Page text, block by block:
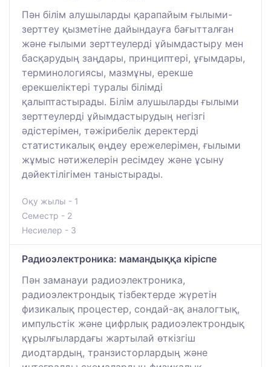
Пән білім алушыларды қарапайым ғылыми-
зерттеу қызметіне дайындауға бағытталған
және ғылыми зерттеулерді ұйымдастыру мен
басқарудың заңдары, принциптері, ұғымдары,
терминологиясы, мазмұны, ерекше
ерекшеліктері туралы білімді
қалыптастырады. Білім алушыларды ғылыми
зерттеулерді ұйымдастырудың негізгі
әдістерімен, тәжірибелік деректерді
статистикалық өңдеу ережелерімен, ғылыми
жұмыс нәтижелерін ресімдеу және ұсыну
дәйектілігімен таныстырады.
Оқу жылы - 1
Семестр - 2
Несиелер - 3
Радиоэлектроника: мамандыққа кіріспе
Пән заманауи радиоэлектроника,
радиоэлектрондық тізбектерде жүретін
физикалық процестер, сондай-ақ аналогтық,
импульстік және цифрлық радиоэлектрондық
құрылғылардағы жартылай өткізгіш
диодтардың, транзисторлардың және